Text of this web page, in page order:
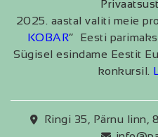
2025. aastal valiti meie
KOBAR” Eesti
Sügisel esindame Eestit
konkursil.
Ringi 35, Pärnu linn,